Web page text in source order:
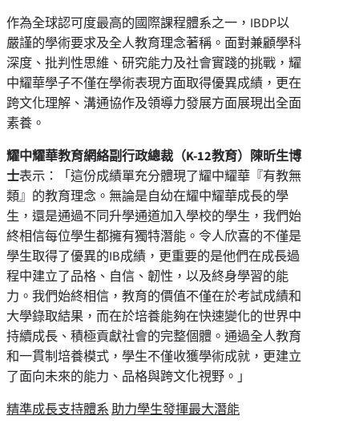
作為全球認可度最高的國際課程體系之一，IBDP以
嚴謹的學術要求及全人教育理念著稱。面對兼顧學科
深度、批判性思維、研究能力及社會實踐的挑戰，耀
中耀華學子不僅在學術表現方面取得優異成績，更在
跨文化理解、溝通協作及領導力發展方面展現出全面
素養。
耀中耀華教育網絡副行政總裁（K-12教育）陳昕生博
士表示：「這份成績單充分體現了耀中耀華『有教無
類』的教育理念。無論是自幼在耀中耀華成長的學
生，還是通過不同升學通道加入學校的學生，我們始
終相信每位學生都擁有獨特潛能。令人欣喜的不僅是
學生取得了優異的IB成績，更重要的是他們在成長過
程中建立了品格、自信、韌性，以及終身學習的能
力。我們始終相信，教育的價值不僅在於考試成績和
大學錄取結果，而在於培養能夠在快速變化的世界中
持續成長、積極貢獻社會的完整個體。通過全人教育
和一貫制培養模式，學生不僅收獲學術成就，更建立
了面向未來的能力、品格與跨文化視野。」
精準成長支持體系助力學生發揮最大潛能